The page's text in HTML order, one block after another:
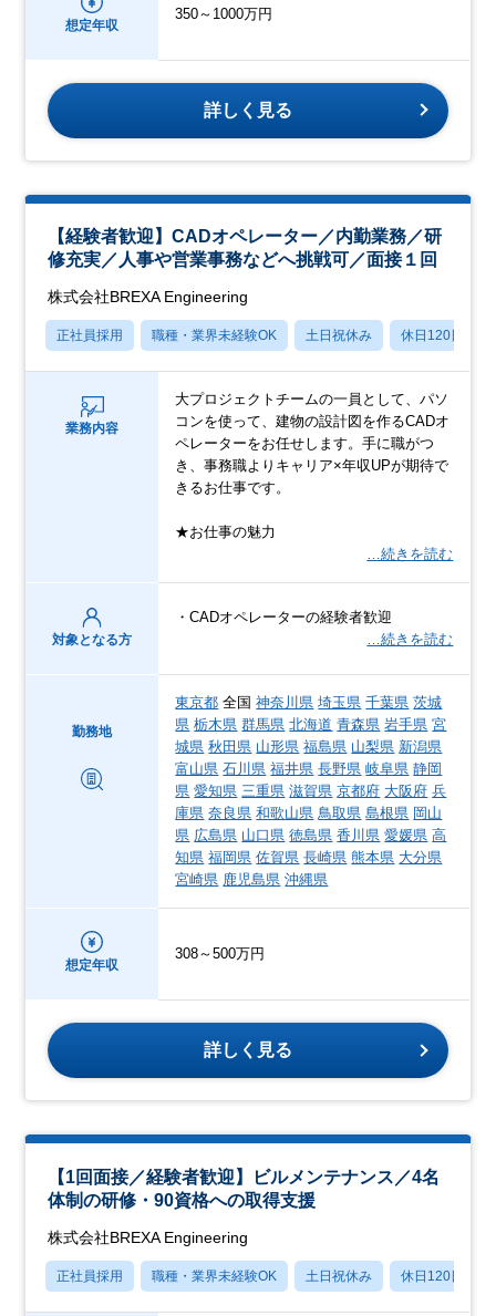
想定年収
350～1000万円
詳しく見る
【経験者歓迎】CADオペレーター／内勤業務／研
修充実／人事や営業事務などへ挑戦可／面接１回
株式会社BREXA Engineering
正社員採用 職種・業界未経験OK 土日祝休み 休日120日以上
業務内容
大プロジェクトチームの一員として、パソ
コンを使って、建物の設計図を作るCADオ
ペレーターをお任せします。手に職がつ
き、事務職よりキャリア×年収UPが期待で
きるお仕事です。
★お仕事の魅力
…続きを読む
対象となる方
・CADオペレーターの経験者歓迎
…続きを読む
勤務地
東京都 全国神奈川県 埼玉県 千葉県 茨城
県 栃木県 群馬県 北海道 青森県 岩手県 宮
城県 秋田県 山形県 福島県 山梨県 新潟県
富山県 石川県 福井県 長野県 岐阜県 静岡
県 愛知県 三重県 滋賀県 京都府 大阪府 兵
庫県 奈良県 和歌山県 鳥取県 島根県 岡山
県 広島県 山口県 徳島県 香川県 愛媛県 高
知県 福岡県 佐賀県 長崎県 熊本県 大分県
宮崎県 鹿児島県 沖縄県
想定年収
308～500万円
詳しく見る
【1回面接／経験者歓迎】ビルメンテナンス／4名
体制の研修・90資格への取得支援
株式会社BREXA Engineering
正社員採用 職種・業界未経験OK 土日祝休み 休日120日以上